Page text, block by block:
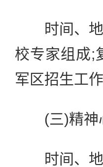
时间、地
校专家组成;
军区招生工
(三)精神
时间、地